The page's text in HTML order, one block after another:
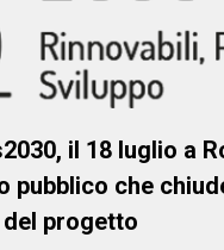
il 18 luglio a
pubblico che
progetto